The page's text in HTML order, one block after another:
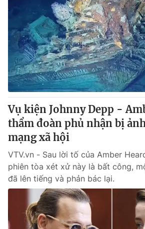
Vụ kiện Johnny Depp -
thẩm đoàn phủ nhận bị
mạng xã hội
VTV.vn - Sau lời tố của Amber
phiên tòa xét xử này là bất công,
đã lên tiếng và phản bác lại.